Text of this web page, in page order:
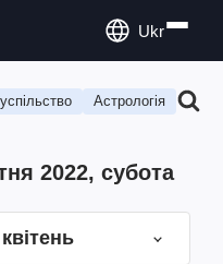
Ukr
Астрологія
2022, субота
квітень